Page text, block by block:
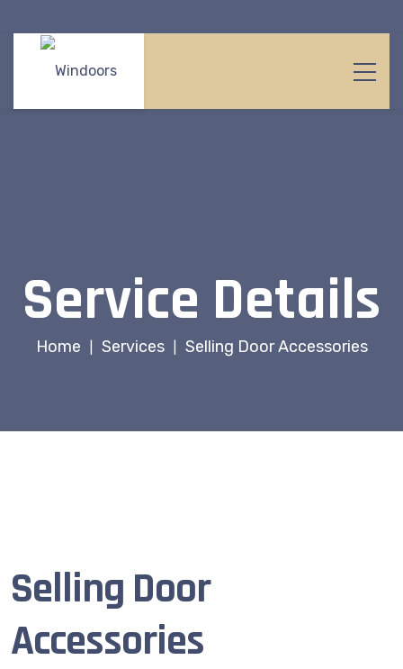
Service Details
Home Services Selling Door Accessories
Selling Door
Accessories